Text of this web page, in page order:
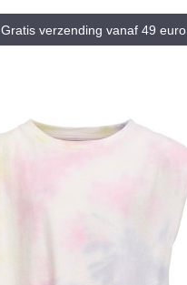
Gratis verzending vanaf 49 euro